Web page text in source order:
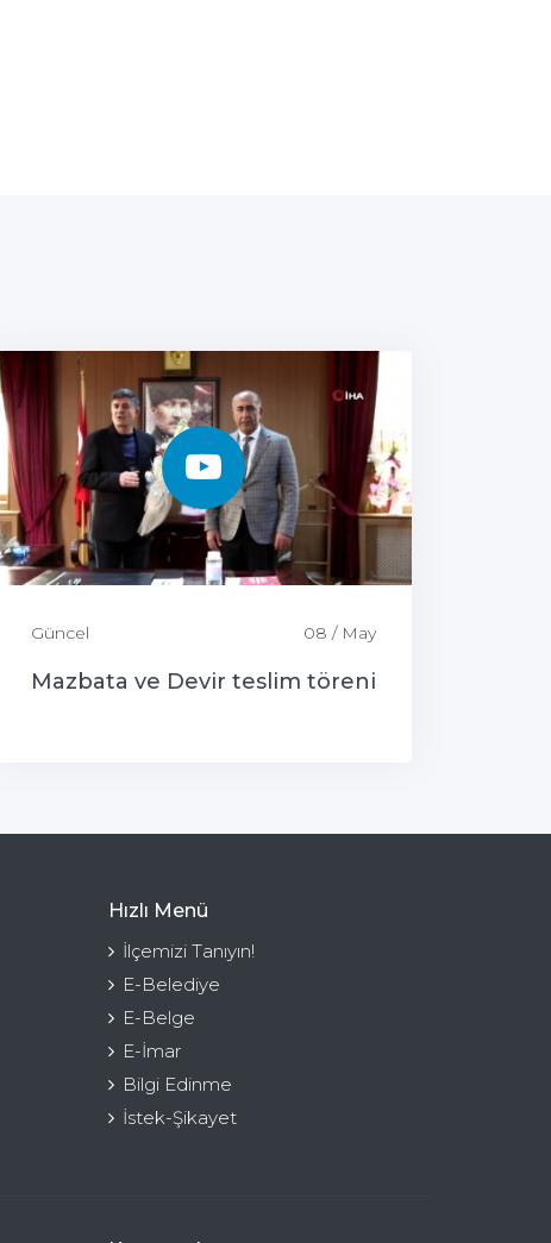
Güncel 08 / May
Mazbata ve Devir teslim töreni
Hızlı Menü
İlçemizi Tanıyın!
E-Belediye
E-Belge
E-İmar
Bilgi Edinme
İstek-Şikayet